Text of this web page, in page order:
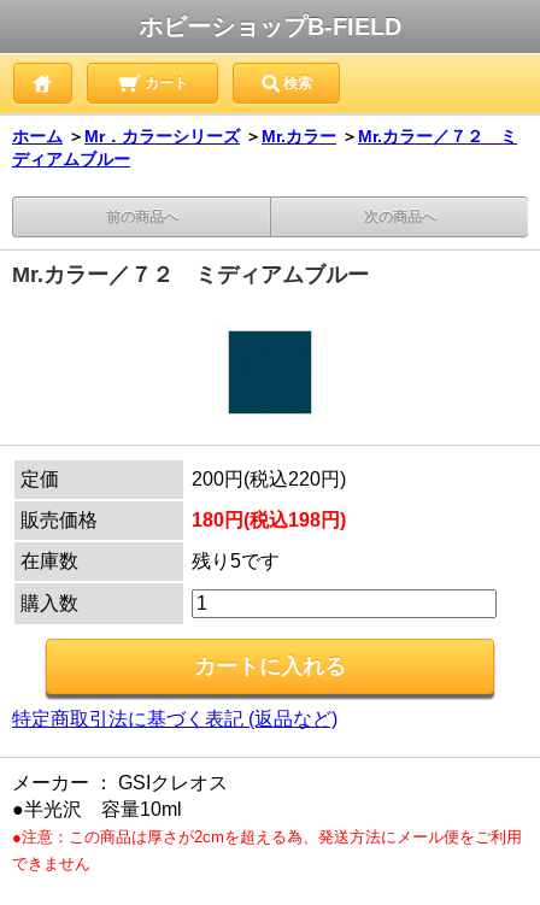
ホビーショップB-FIELD
カート 検索
ホーム ＞ Mr．カラーシリーズ ＞ Mr.カラー ＞ Mr.カラー／７２ ミ
ディアムブルー
前の商品へ 次の商品へ
Mr.カラー／７２ ミディアムブルー
定価
200円(税込220円)
販売価格
180円(税込198円)
在庫数
残り5です
購入数
特定商取引法に基づく表記 (返品など)
メーカー ： GSIクレオス
●半光沢 容量10ml
●注意：この商品は厚さが2cmを超える為、発送方法にメール便をご利用
できません